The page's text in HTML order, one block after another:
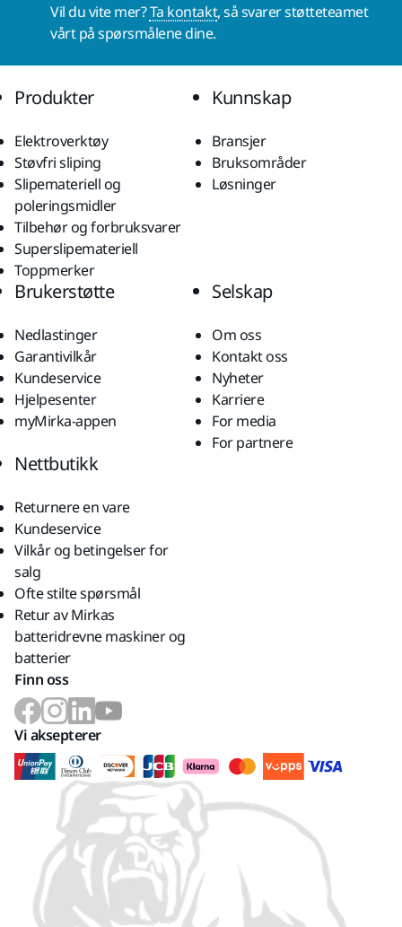
Vil du vite mer?Ta kontakt, så svarer støtteteamet
vårt på spørsmålene dine.
Produkter
Elektroverktøy
Støvfri sliping
Slipemateriell og
poleringsmidler
Tilbehør og forbruksvarer
Superslipemateriell
Toppmerker
Kunnskap
Bransjer
Bruksområder
Løsninger
Brukerstøtte
Nedlastinger
Garantivilkår
Kundeservice
Hjelpesenter
myMirka-appen
Selskap
Om oss
Kontakt oss
Nyheter
Karriere
For media
For partnere
Nettbutikk
Returnere en vare
Kundeservice
Vilkår og betingelser for
salg
Ofte stilte spørsmål
Retur av Mirkas
batteridrevne maskiner og
batterier
Finn oss
Vi aksepterer